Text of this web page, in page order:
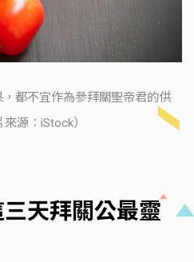
都不宜作為參拜關聖帝君的供
源：iStock）
天拜關公最靈